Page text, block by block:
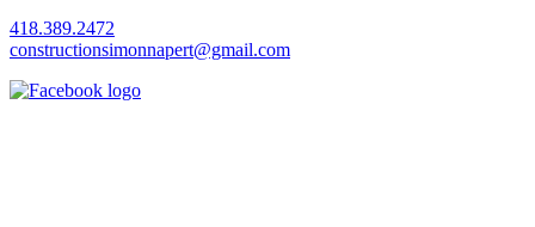
418.389.2472
constructionsimonnapert@gmail.com